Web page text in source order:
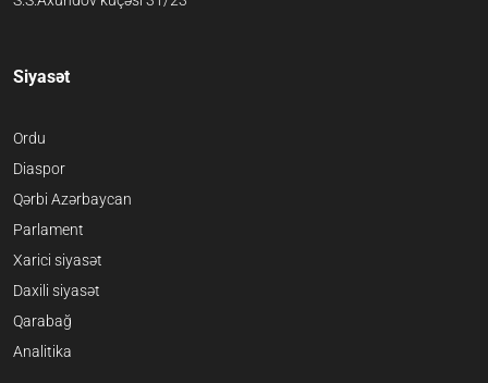
Siyasət
Ordu
Diaspor
Qərbi Azərbaycan
Parlament
Xarici siyasət
Daxili siyasət
Qarabağ
Analitika